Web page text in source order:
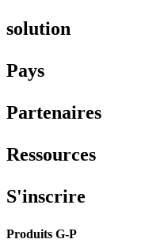
solution​​
Pays​​
Partenaires​​
Ressources​​
S'inscrire​​
Produits G-P​​